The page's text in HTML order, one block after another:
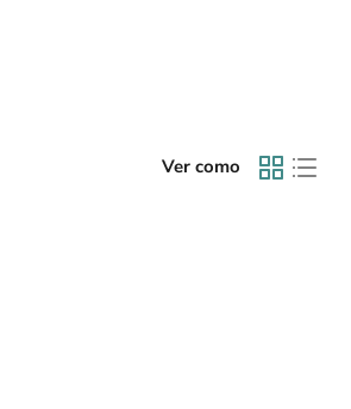
Ver como